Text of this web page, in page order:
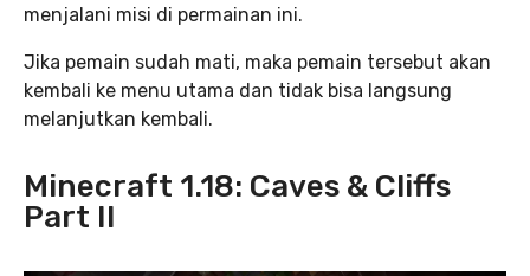
menjalani misi di permainan ini.
Jika pemain sudah mati, maka pemain tersebut akan
kembali ke menu utama dan tidak bisa langsung
melanjutkan kembali.
Minecraft 1.18: Caves & Cliffs
Part II